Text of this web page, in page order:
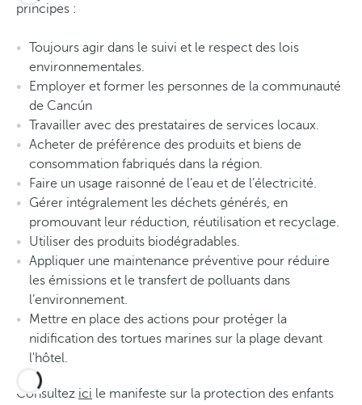
principes :
Toujours agir dans le suivi et le respect des lois
environnementales.
Employer et former les personnes de la communauté
de Cancún
Travailler avec des prestataires de services locaux.
Acheter de préférence des produits et biens de
consommation fabriqués dans la région.
Faire un usage raisonné de l’eau et de l’électricité.
Gérer intégralement les déchets générés, en
promouvant leur réduction, réutilisation et recyclage.
Utiliser des produits biodégradables.
Appliquer une maintenance préventive pour réduire
les émissions et le transfert de polluants dans
l’environnement.
Mettre en place des actions pour protéger la
nidification des tortues marines sur la plage devant
l'hôtel.
Consultez ici le manifeste sur la protection des enfants